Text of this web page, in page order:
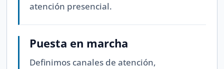
atención presencial.
Puesta en marcha
Definimos canales de atención,